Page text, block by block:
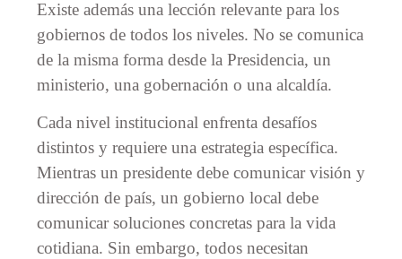
Existe además una lección relevante para los
gobiernos de todos los niveles. No se comunica
de la misma forma desde la Presidencia, un
ministerio, una gobernación o una alcaldía.
Cada nivel institucional enfrenta desafíos
distintos y requiere una estrategia específica.
Mientras un presidente debe comunicar visión y
dirección de país, un gobierno local debe
comunicar soluciones concretas para la vida
cotidiana. Sin embargo, todos necesitan